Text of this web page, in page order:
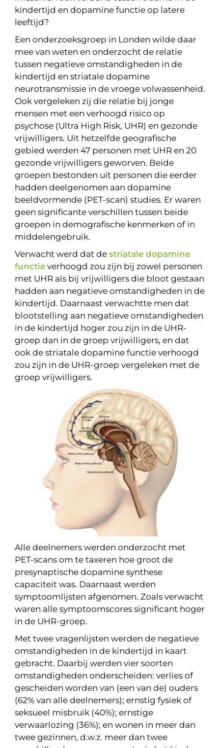
kindertijd en dopamine functie op latere
leeftijd?
Een onderzoeksgroep in Londen wilde daar
mee van weten en onderzocht de relatie
tussen negatieve omstandigheden in de
kindertijd en striatale dopamine
neurotransmissie in de vroege volwassenheid.
Ook vergeleken zij die relatie bij jonge
mensen met een verhoogd risico op
psychose (Ultra High Risk, UHR) en gezonde
vrijwilligers. Uit hetzelfde geografische
gebied werden 47 personen met UHR en 20
gezonde vrijwilligers geworven. Beide
groepen bestonden uit personen die eerder
hadden deelgenomen aan dopamine
beeldvormende (PET-scan) studies. Er waren
geen significante verschillen tussen beide
groepen in demografische kenmerken of in
middelengebruik.
Verwacht werd dat de striatale dopamine
functie verhoogd zou zijn bij zowel personen
met UHR als bij vrijwilligers die bloot gestaan
hadden aan negatieve omstandigheden in de
kindertijd. Daarnaast verwachtte men dat
blootstelling aan negatieve omstandigheden
in de kindertijd hoger zou zijn in de UHR-
groep dan in de groep vrijwilligers, en dat
ook de striatale dopamine functie verhoogd
zou zijn in de UHR-groep vergeleken met de
groep vrijwilligers.
Alle deelnemers werden onderzocht met
PET-scans om te taxeren hoe groot de
presynaptische dopamine synthese
capaciteit was. Daarnaast werden
symptoomlijsten afgenomen. Zoals verwacht
waren alle symptoomscores significant hoger
in de UHR-groep.
Met twee vragenlijsten werden de negatieve
omstandigheden in de kindertijd in kaart
gebracht. Daarbij werden vier soorten
omstandigheden onderscheiden: verlies of
gescheiden worden van (een van de) ouders
(62% van alle deelnemers); ernstig fysiek of
seksueel misbruik (40%); ernstige
verwaarlozing (36%); en wonen in meer dan
twee gezinnen, d.w.z. meer dan twee